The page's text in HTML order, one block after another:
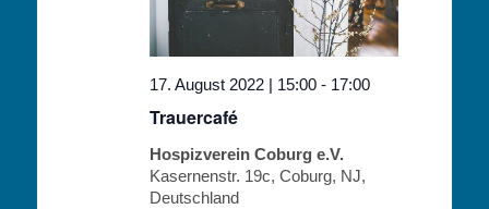
Trauercafé
17. August 2022 | 15:00 - 17:00
Hospizverein Coburg e.V.
Kasernenstr. 19c, Coburg, NJ,
Deutschland